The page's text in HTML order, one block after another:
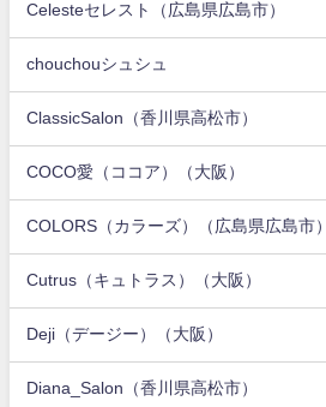
Celesteセレスト（広島県広島市）
chouchouシュシュ
ClassicSalon（香川県高松市）
COCO愛（ココア）（大阪）
COLORS（カラーズ）（広島県広島市）
Cutrus（キュトラス）（大阪）
Deji（デージー）（大阪）
Diana_Salon（香川県高松市）